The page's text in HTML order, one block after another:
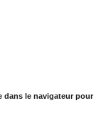
dans le navigateur pour